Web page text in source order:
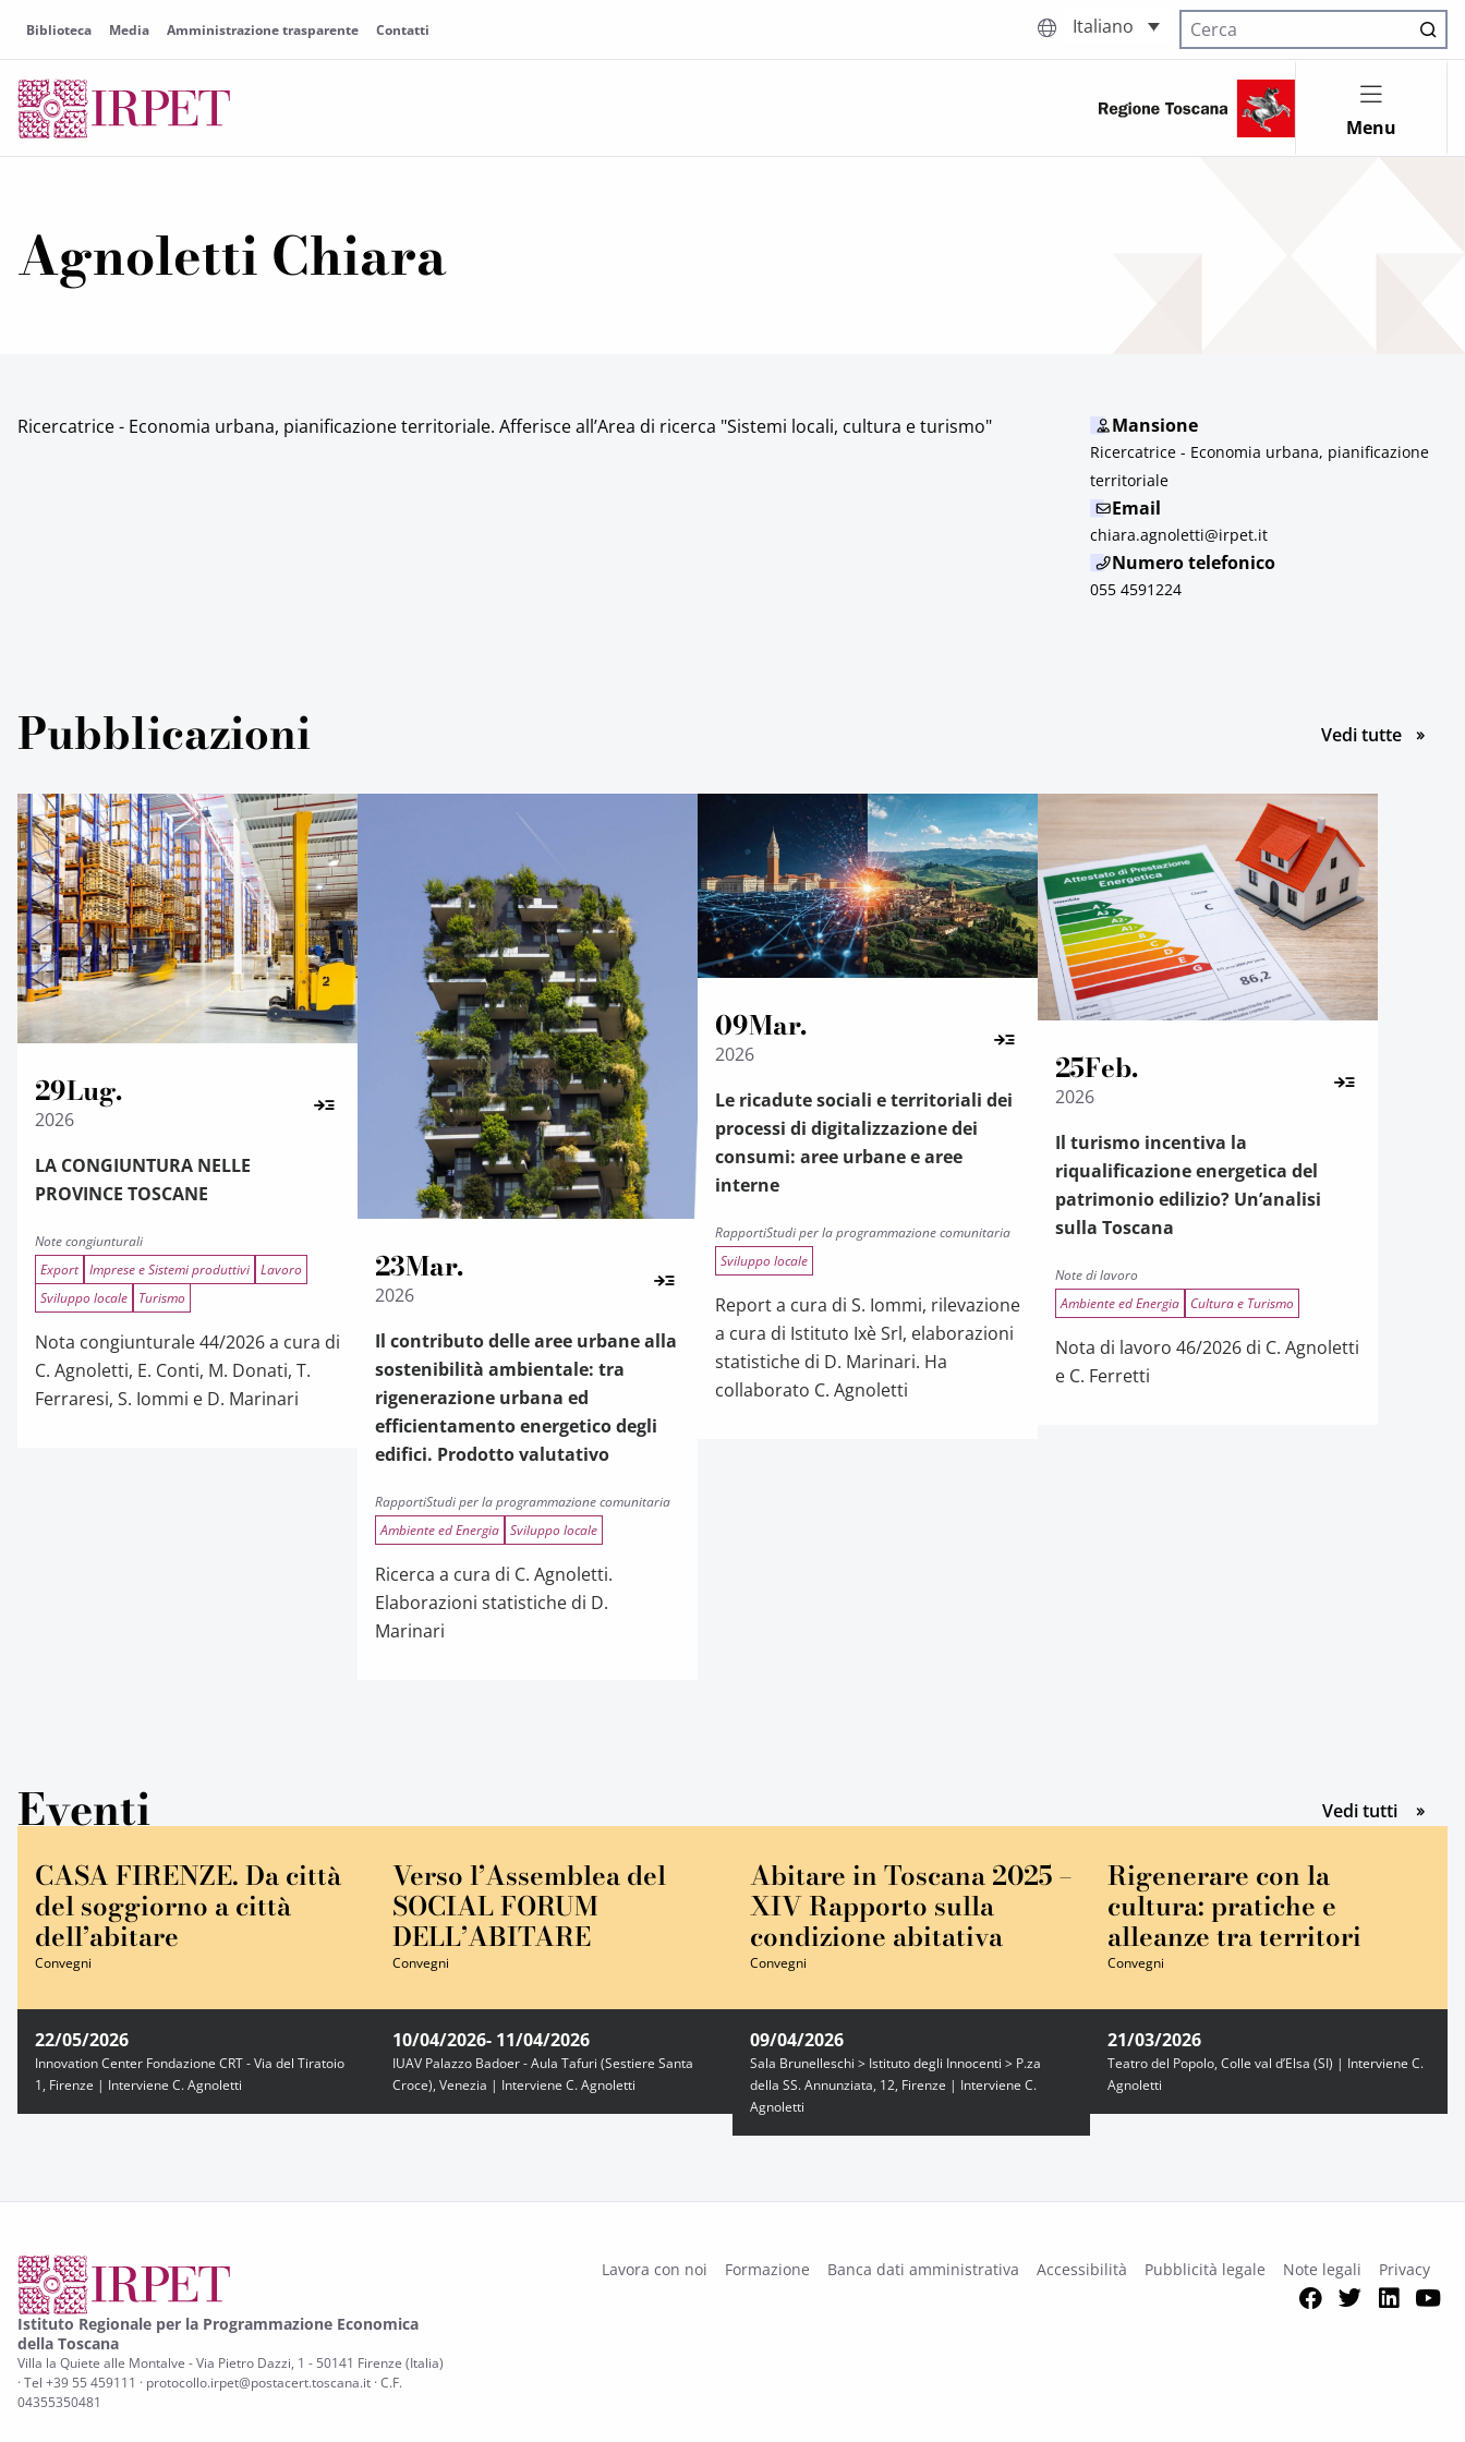
Biblioteca Media Amministrazione trasparente Contatti Italiano
Cerca nel sito
Menu
Agnoletti Chiara
Ricercatrice - Economia urbana, pianificazione territoriale. Afferisce all’Area di ricerca "Sistemi locali, cultura e turismo" Mansione
Ricercatrice - Economia urbana, pianificazione
territoriale
Email
chiara.agnoletti@irpet.it
Numero telefonico
055 4591224
Pubblicazioni Vedi tuttele
29Lug.
2026
LA CONGIUNTURA NELLE
PROVINCE TOSCANE
Note congiunturali
Export Imprese e Sistemi produttivi Lavoro
Sviluppo locale
Turismo
Nota congiunturale 44/2026 a cura di
C. Agnoletti, E. Conti, M. Donati, T.
Ferraresi, S. Iommi e D. Marinari
23Mar.
2026
Il contributo delle aree urbane alla
sostenibilità ambientale: tra
rigenerazione urbana ed
efficientamento energetico degli
edifici. Prodotto valutativo
RapportiStudi per la programmazione comunitaria
Ambiente ed Energia Sviluppo locale
Ricerca a cura di C. Agnoletti.
Elaborazioni statistiche di D.
Marinari
09Mar.
2026
Le ricadute sociali e territoriali dei
processi di digitalizzazione dei
consumi: aree urbane e aree
interne
RapportiStudi per la programmazione comunitaria
Sviluppo locale
Report a cura di S. Iommi, rilevazione
a cura di Istituto Ixè Srl, elaborazioni
statistiche di D. Marinari. Ha
collaborato C. Agnoletti
25Feb.
2026
Il turismo incentiva la
riqualificazione energetica del
patrimonio edilizio? Un’analisi
sulla Toscana
Note di lavoro
Ambiente ed Energia
Cultura e Turismo
Nota di lavoro 46/2026 di C. Agnoletti
e C. Ferretti
Eventi Vedi tuttigli
CASA FIRENZE. Da città
del soggiorno a città
dell’abitare
Convegni
22/05/2026
Innovation Center Fondazione CRT - Via del Tiratoio
1, Firenze | Interviene C. Agnoletti
Verso l’Assemblea del
SOCIAL FORUM
DELL’ABITARE
Convegni
10/04/2026- 11/04/2026
IUAV Palazzo Badoer - Aula Tafuri (Sestiere Santa
Croce), Venezia | Interviene C. Agnoletti
Abitare in Toscana 2025 –
XIV Rapporto sulla
condizione abitativa
Convegni
09/04/2026
Sala Brunelleschi > Istituto degli Innocenti > P.za
della SS. Annunziata, 12, Firenze | Interviene C.
Agnoletti
Rigenerare con la
cultura: pratiche e
alleanze tra territori
Convegni
21/03/2026
Teatro del Popolo, Colle val d’Elsa (SI) | Interviene C.
Agnoletti
Istituto Regionale per la Programmazione Economica
della Toscana
Villa la Quiete alle Montalve - Via Pietro Dazzi, 1 - 50141 Firenze (Italia)
· Tel +39 55 459111 · protocollo.irpet@postacert.toscana.it · C.F.
04355350481
Lavora con noi Formazione Banca dati amministrativa Accessibilità Pubblicità legale Note legali Privacy
Facebook
Twitter